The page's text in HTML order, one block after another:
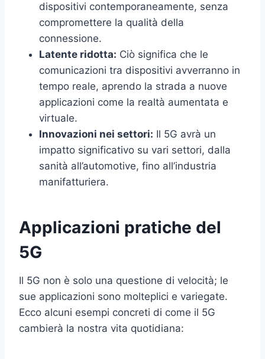
dispositivi contemporaneamente, senza
compromettere la qualità della
connessione.
Latente ridotta: Ciò significa che le
comunicazioni tra dispositivi avverranno in
tempo reale, aprendo la strada a nuove
applicazioni come la realtà aumentata e
virtuale.
Innovazioni nei settori: Il 5G avrà un
impatto significativo su vari settori, dalla
sanità all’automotive, fino all’industria
manifatturiera.
Applicazioni pratiche del
5G
Il 5G non è solo una questione di velocità; le
sue applicazioni sono molteplici e variegate.
Ecco alcuni esempi concreti di come il 5G
cambierà la nostra vita quotidiana: